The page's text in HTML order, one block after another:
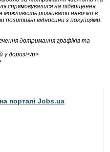
спрямовувалися на підвищення
можливість розвивати навички в
відносини з покупцями.
дотримання графіків та
у дорозі</p>
на порталі Jobs.ua